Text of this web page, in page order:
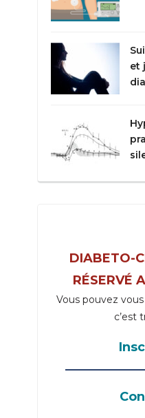
et
DIABETO-
RÉSERVÉ
Vous pouvez
c’est